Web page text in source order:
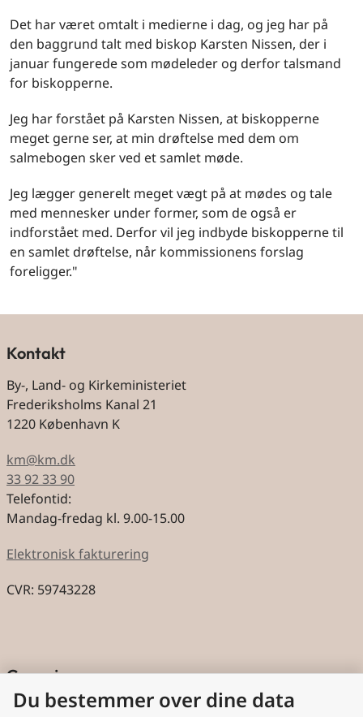
Det har været omtalt i medierne i dag, og jeg har på
den baggrund talt med biskop Karsten Nissen, der i
januar fungerede som mødeleder og derfor talsmand
for biskopperne.
Jeg har forstået på Karsten Nissen, at biskopperne
meget gerne ser, at min drøftelse med dem om
salmebogen sker ved et samlet møde.
Jeg lægger generelt meget vægt på at mødes og tale
med mennesker under former, som de også er
indforstået med. Derfor vil jeg indbyde biskopperne til
en samlet drøftelse, når kommissionens forslag
foreligger."
Kontakt
By-, Land- og Kirkeministeriet
Frederiksholms Kanal 21
1220 København K
km@km.dk
33 92 33 90
Telefontid:
Mandag-fredag kl. 9.00-15.00
Elektronisk fakturering
CVR: 59743228
Genveje
Cookies
Du bestemmer over dine data